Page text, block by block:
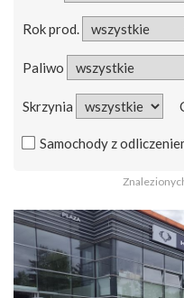
Rok prod.
Paliwo
Skrzynia
Samochody z